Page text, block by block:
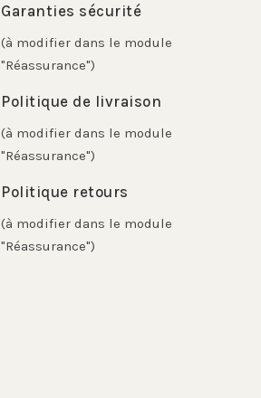
Garanties sécurité
(à modifier dans le module
"Réassurance")
Politique de livraison
(à modifier dans le module
"Réassurance")
Politique retours
(à modifier dans le module
"Réassurance")